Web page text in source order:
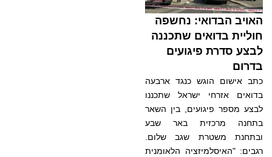
האויב הבדואי: נחשפה
חוליית בדואים שתכננה
לבצע סדרת פיגועים
בדרום
כתב אישום הוגש כנגד ארבעה
בדואים אזרחי ישראל שתכננו
לבצע מספר פיגועים, בין השאר
בתחנה מרכזית באר שבע
ובתחנת משטרת שגב שלום.
רגבים: "האיסלמיזציה הלאומנית